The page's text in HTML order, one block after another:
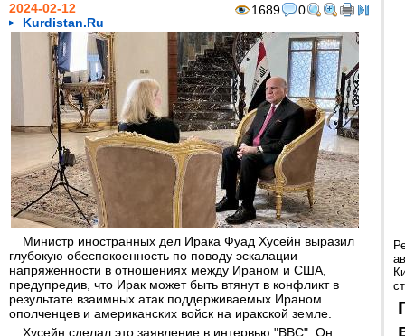
1689 0
2024-02-12
Kurdistan.Ru
Министр иностранных дел Ирака Фуад Хусейн выразил
глубокую обеспокоенность по поводу эскалации
напряженности в отношениях между Ираном и США,
предупредив, что Ирак может быть втянут в конфликт в
результате взаимных атак поддерживаемых Ираном
ополченцев и американских войск на иракской земле.
Хусейн сделал это заявление в интервью "BBC". Он